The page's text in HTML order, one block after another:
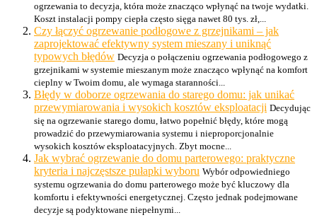
ogrzewania to decyzja, która może znacząco wpłynąć na twoje wydatki.
Koszt instalacji pompy ciepła często sięga nawet 80 tys. zł,...
Czy łączyć ogrzewanie podłogowe z grzejnikami – jak
zaprojektować efektywny system mieszany i uniknąć
typowych błędów Decyzja o połączeniu ogrzewania podłogowego z
grzejnikami w systemie mieszanym może znacząco wpłynąć na komfort
cieplny w Twoim domu, ale wymaga staranności...
Błędy w doborze ogrzewania do starego domu: jak unikać
przewymiarowania i wysokich kosztów eksploatacji Decydując
się na ogrzewanie starego domu, łatwo popełnić błędy, które mogą
prowadzić do przewymiarowania systemu i nieproporcjonalnie
wysokich kosztów eksploatacyjnych. Zbyt mocne...
Jak wybrać ogrzewanie do domu parterowego: praktyczne
kryteria i najczęstsze pułapki wyboru Wybór odpowiedniego
systemu ogrzewania do domu parterowego może być kluczowy dla
komfortu i efektywności energetycznej. Często jednak podejmowane
decyzje są podyktowane niepełnymi...